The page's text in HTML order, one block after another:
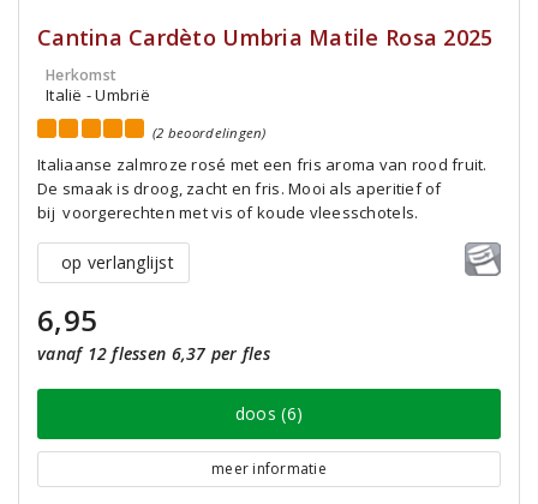
Cantina Cardèto Umbria Matile Rosa 2025
Herkomst
Italië - Umbrië
(2 beoordelingen)
Italiaanse zalmroze rosé met een fris aroma van rood fruit.
De smaak is droog, zacht en fris. Mooi als aperitief of
bij voorgerechten met vis of koude vleesschotels.
op verlanglijst
6,95
vanaf 12 flessen 6,37 per fles
doos (6)
meer informatie